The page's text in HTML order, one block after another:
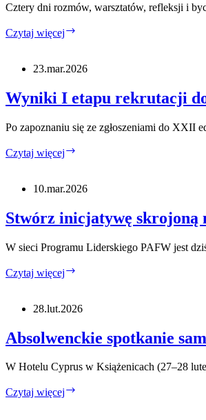
Cztery dni rozmów, warsztatów, refleksji i
Czytaj więcej
edycji
Liderskiego
PAFW.
23.mar.2026
Wyniki I etapu rekrutacji
Po zapoznaniu się ze zgłoszeniami do
Czytaj więcej
rekrutacji
XXII
edycji
10.mar.2026
Stwórz inicjatywę skrojoną
W sieci Programu Liderskiego PAFW jest
Czytaj więcej
na
twoich
potrzeb,
się!
28.lut.2026
Absolwenckie spotkanie
W Hotelu Cyprus w Książenicach (27–28
Czytaj więcej